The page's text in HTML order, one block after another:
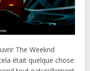
The Weeknd
était quelque chose